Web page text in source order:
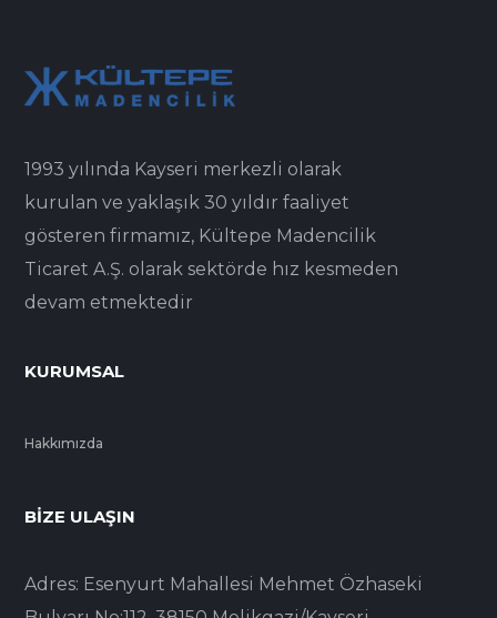
1993 yılında Kayseri merkezli olarak
kurulan ve yaklaşık 30 yıldır faaliyet
gösteren firmamız, Kültepe Madencilik
Ticaret A.Ş. olarak sektörde hız kesmeden
devam etmektedir
KURUMSAL
Hakkımızda
BIZE ULAŞIN
Adres: Esenyurt Mahallesi Mehmet Özhaseki